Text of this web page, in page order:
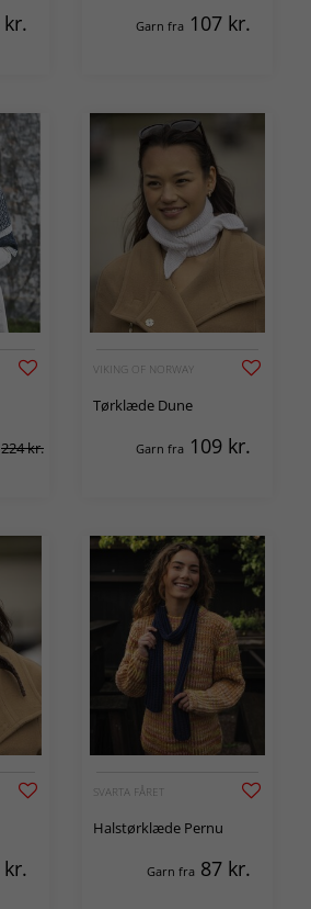
kr. Garn fra 107 kr.
224 kr.
VIKING OF NORWAY
Tørklæde Dune
Garn fra 109 kr.
kr.
SVARTA FÅRET
Halstørklæde Pernu
Garn fra 87 kr.